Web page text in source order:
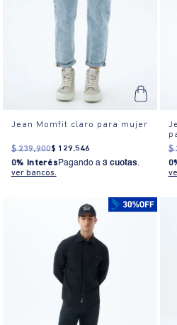
Jean Momfit claro para mujer
$ 239.900$ 129.546
0% Interés Pagando a 3 cuotas.
ver bancos.
$